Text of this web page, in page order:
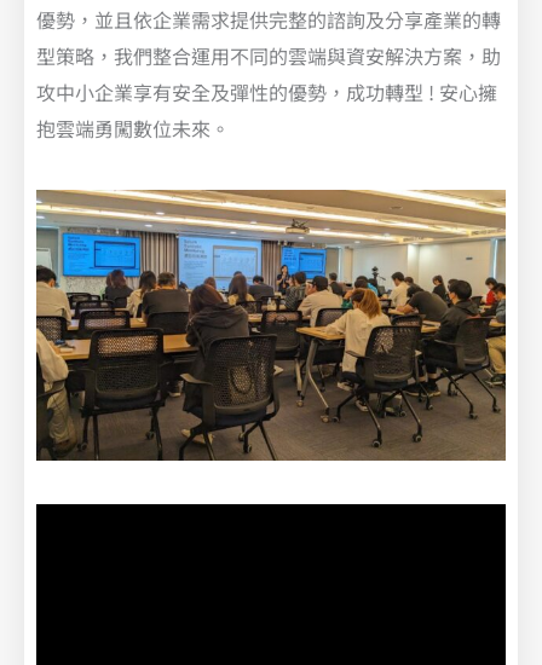
優勢，並且依企業需求提供完整的諮詢及分享產業的轉
型策略，我們整合運用不同的雲端與資安解決方案，助
攻中小企業享有安全及彈性的優勢，成功轉型 ! 安心擁
抱雲端勇闖數位未來。